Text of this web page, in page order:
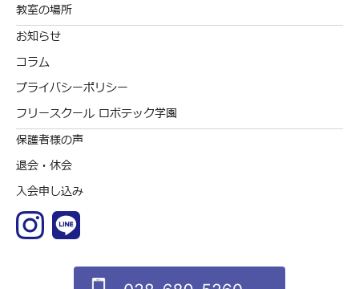
教室の場所
お知らせ
コラム
プライバシーポリシー
フリースクール ロボテック学園
保護者様の声
退会・休会
入会申し込み